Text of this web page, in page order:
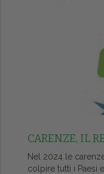
CARENZE, IL
Nel 2024 le
colpire tutti i Paesi